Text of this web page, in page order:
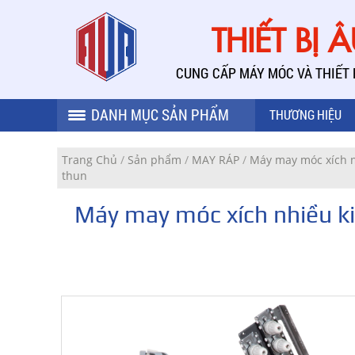
THIẾT BỊ
CUNG CẤP MÁY MÓC VÀ
DANH MỤC SẢN PHẨM THƯƠNG HIỆU
Trang Chủ / Sản phẩm / MAY RÁP / Máy may móc xích
thun
Máy may móc xích nhiều